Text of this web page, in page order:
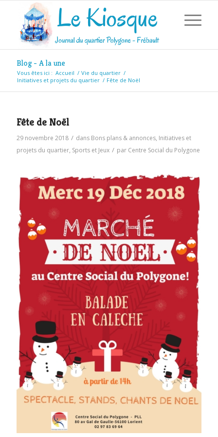
Blog - A la une
Vous êtes ici : Accueil / Vie du quartier /
Initiatives et projets du quartier / Fête de Noël
Fête de Noël
29 novembre 2018 / dans Bons plans & annonces, Initiatives et
projets du quartier, Sports et Jeux / par Centre Social du Polygone